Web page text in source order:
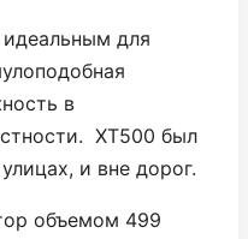
для
в
XT500 был
и вне дорог.
объемом 499